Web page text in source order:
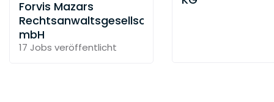
Forvis Mazars
Rechtsanwaltsgesellschaft
mbH
17 Jobs veröffentlicht